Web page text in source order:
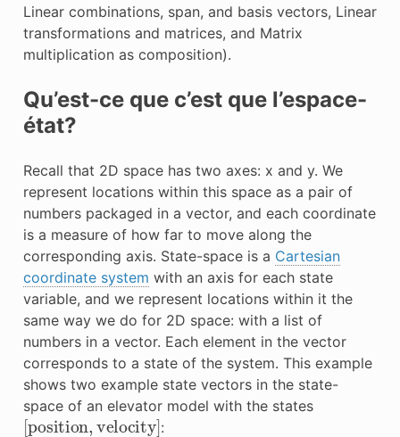
Linear combinations, span, and basis vectors, Linear
transformations and matrices, and Matrix
multiplication as composition).
Qu’est-ce que c’est que l’espace-
état?
Recall that 2D space has two axes: x and y. We
represent locations within this space as a pair of
numbers packaged in a vector, and each coordinate
is a measure of how far to move along the
corresponding axis. State-space is a Cartesian
coordinate system with an axis for each state
variable, and we represent locations within it the
same way we do for 2D space: with a list of
numbers in a vector. Each element in the vector
corresponds to a state of the system. This example
shows two example state vectors in the state-
space of an elevator model with the states
[position,velocity ]
: